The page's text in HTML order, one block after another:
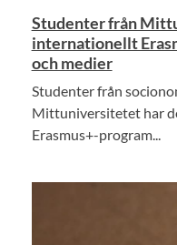
Studenter från
internationellt
och medier
Studenter från
Mittuniversitetet har
Erasmus+-program...